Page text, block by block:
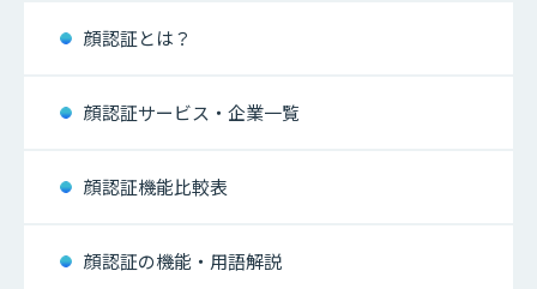
顔認証とは？
顔認証サービス・企業一覧
顔認証機能比較表
顔認証の機能・用語解説